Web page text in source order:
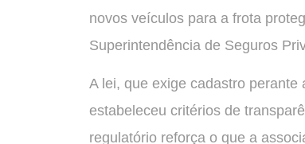
novos veículos para a frota
Superintendência de Seguros
A lei, que exige cadastro
estabeleceu critérios de
regulatório reforça o que a